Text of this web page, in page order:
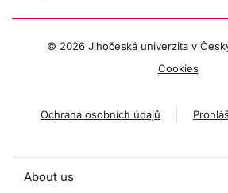
© 2026 Jihočeská univerzita v
Cookies
Ochrana osobních údajů
About us